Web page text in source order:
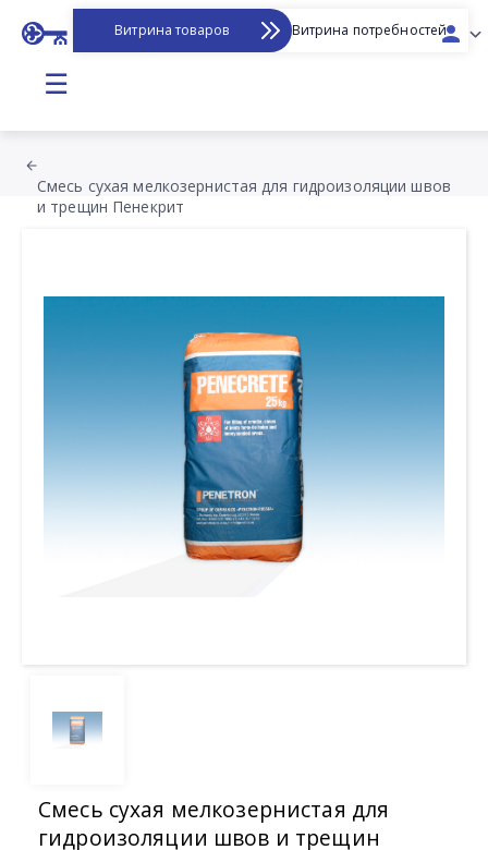
Витрина товаров Витрина потребностей
☰
Смесь сухая мелкозернистая для гидроизоляции швов
и трещин Пенекрит
Смесь сухая мелкозернистая для
гидроизоляции швов и трещин